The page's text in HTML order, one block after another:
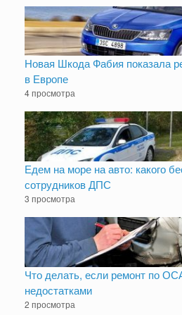
Новая Шкода Фабия показала
в Европе
4 просмотра
Едем на море на авто: какого
сотрудников ДПС
3 просмотра
Что делать, если ремонт по
недостатками
2 просмотра